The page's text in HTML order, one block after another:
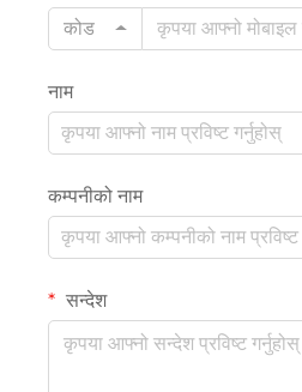
कोड
नाम
कम्पनीको नाम
सन्देश